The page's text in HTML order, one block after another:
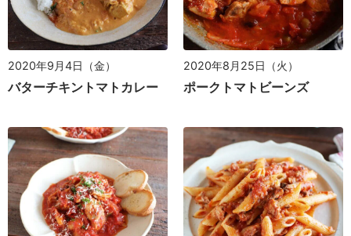
2020年9月4日（金）
バターチキントマトカレー
2020年8月25日（火）
ポークトマトビーンズ